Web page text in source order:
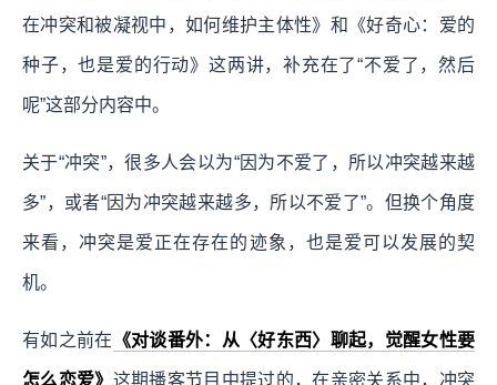
在冲突和被凝视中，如何维护主体性》和《好奇心：爱的
种子，也是爱的行动》这两讲，补充在了“不爱了，然后
呢”这部分内容中。
关于“冲突”，很多人会以为“因为不爱了，所以冲突越来越
多”，或者“因为冲突越来越多，所以不爱了”。但换个角度
来看，冲突是爱正在存在的迹象，也是爱可以发展的契
机。
有如之前在 《对谈番外：从〈好东西〉聊起，觉醒女性要
怎么恋爱》 这期播客节目中提过的，在亲密关系中，冲突